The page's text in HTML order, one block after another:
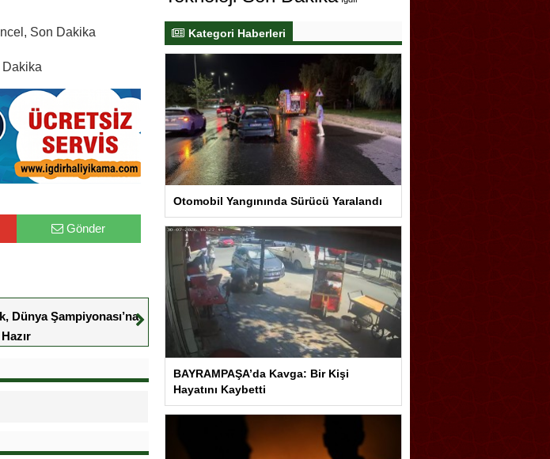
Son Dakika
Dakika
Gönder
Dünya Şampiyonası’na
Hazır
Kategori Haberleri
Otomobil Yangınında Sürücü Yaralandı
BAYRAMPAŞA’da Kavga: Bir Kişi
Hayatını Kaybetti